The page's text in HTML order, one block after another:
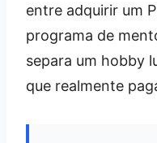
entre adquirir um
programa de
separa um hobby
que realmente